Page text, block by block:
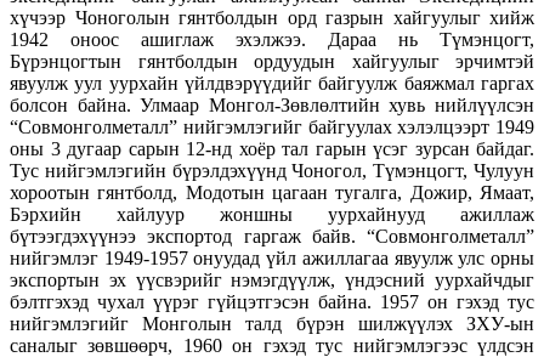
хүчээр Чоноголын гянтболдын орд газрын хайгуулыг хийж
1942 оноос ашиглаж эхэлжээ. Дараа нь Түмэнцогт,
Бүрэнцогтын гянтболдын ордуудын хайгуулыг эрчимтэй
явуулж уул уурхайн үйлдвэрүүдийг байгуулж баяжмал гаргах
болсон байна. Улмаар Монгол-Зөвлөлтийн хувь нийлүүлсэн
“Совмонголметалл” нийгэмлэгийг байгуулах хэлэлцээрт 1949
оны 3 дугаар сарын 12-нд хоёр тал гарын үсэг зурсан байдаг.
Тус нийгэмлэгийн бүрэлдэхүүнд Чоногол, Түмэнцогт, Чулуун
хороотын гянтболд, Модотын цагаан тугалга, Дожир, Ямаат,
Бэрхийн хайлуур жоншны уурхайнууд ажиллаж
бүтээгдэхүүнээ экспортод гаргаж байв. “Совмонголметалл”
нийгэмлэг 1949-1957 онуудад үйл ажиллагаа явуулж улс орны
экспортын эх үүсвэрийг нэмэгдүүлж, үндэсний уурхайчдыг
бэлтгэхэд чухал үүрэг гүйцэтгэсэн байна. 1957 он гэхэд тус
нийгэмлэгийг Монголын талд бүрэн шилжүүлэх ЗХУ-ын
саналыг зөвшөөрч, 1960 он гэхэд тус нийгэмлэгээс үлдсэн